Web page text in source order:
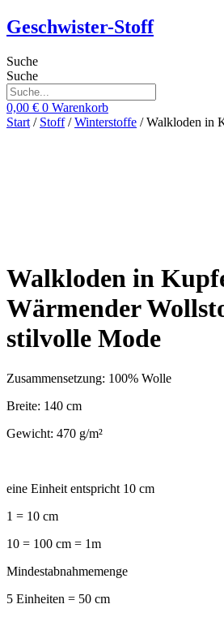
Zum
Inhalt
Geschwister-Stoff
Suche
Suche
0,00 € 0 Warenkorb
Start / Stoff/Winterstoffe / Walkloden in
Walkloden in
Wärmender
stilvolle Mode
Zusammensetzung: 100% Wolle
Breite: 140 cm
Gewicht: 470 g/m²
eine Einheit entspricht 10 cm
1 = 10 cm
10 = 100 cm = 1m
Mindestabnahmemenge
5 Einheiten = 50 cm